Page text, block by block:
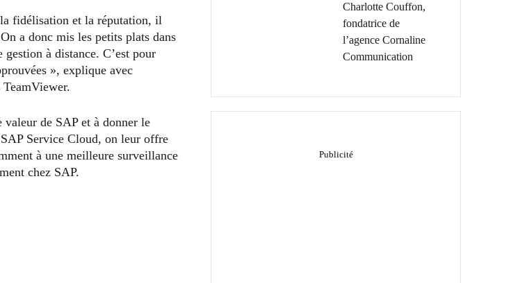
fidélisation et la réputation, il
a donc mis les petits plats dans
à distance. C’est pour
», explique avec
de SAP et à donner le
Service Cloud, on leur offre
à une meilleure surveillance
chez SAP.
Charlotte Couffon,
fondatrice de
l’agence Cornaline
Communication